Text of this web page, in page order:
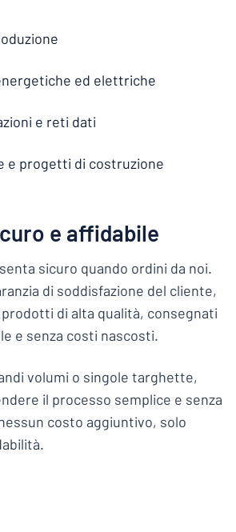
ed elettriche
e reti dati
e progetti di costruzione
e affidabile
sicuro quando ordini da noi.
di soddisfazione del cliente,
di alta qualità, consegnati
e senza costi nascosti.
volumi o singole targhette,
il processo semplice e senza
costo aggiuntivo, solo